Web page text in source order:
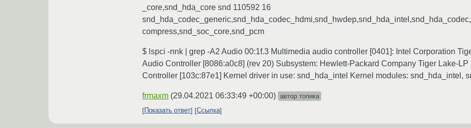
_core,snd_hda_core snd 110592 16
compress,snd_soc_core,snd_pcm
$ lspci -nnk | grep -A2 Audio 00:1f.3 Multimedia audio controller [0401]: Intel Corporation
Audio Controller [8086:a0c8] (rev 20) Subsystem: Hewlett-Packard Company Tiger Lake-
Controller [103c:87e1] Kernel driver in use: snd_hda_intel Kernel modules: snd_hda_intel,
frmaxm (29.04.2021 06:33:49 +00:00) автор топика
Показать ответ
Ссылка